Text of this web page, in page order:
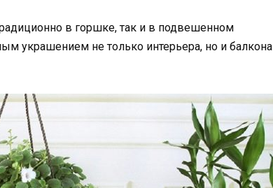
в горшке, так и в подвешенном
украшением не только интерьера, но и балкона